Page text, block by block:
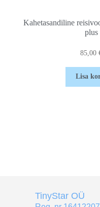
Kahetasandiline
plus
85,00
Lisa
TinyStar OÜ